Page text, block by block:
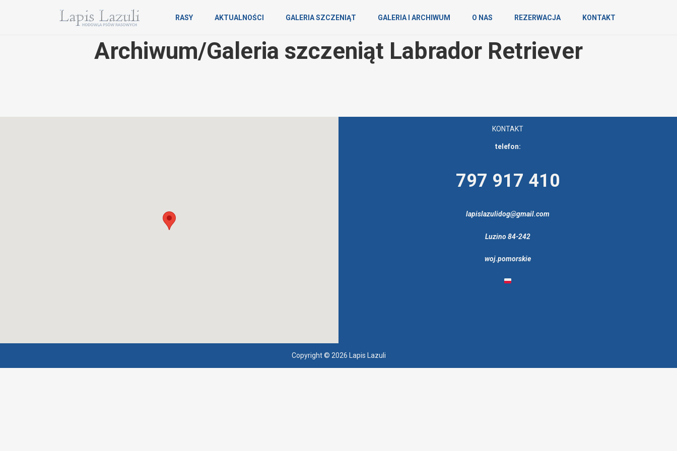
RASY AKTUALNOŚCI GALERIA SZCZENIĄT GALERIA I ARCHIWUM O NAS REZERWACJA KONTAKT
Archiwum/Galeria szczeniąt Labrador Retriever
KONTAKT
telefon:
797 917 410
lapislazulidog@gmail.com
Luzino 84-242
woj.pomorskie
Copyright © 2026 Lapis Lazuli